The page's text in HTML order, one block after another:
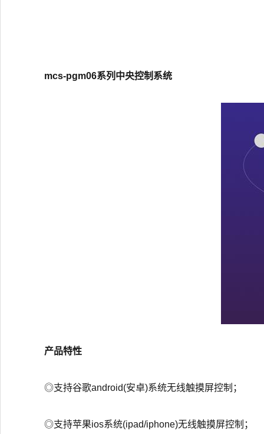
mcs-pgm06系列中央控制系统
产品特性
◎支持谷歌android(安卓)系统无线触摸屏控制；
◎支持苹果ios系统(ipad/iphone)无线触摸屏控制；